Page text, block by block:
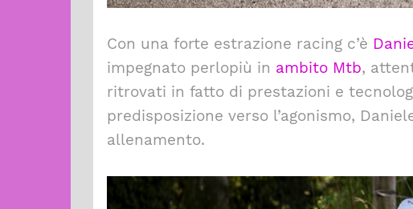
Con una forte estrazione racing c’è
impegnato perlopiù in ambito Mtb,
ritrovati in fatto di prestazioni e
predisposizione verso l’agonismo,
allenamento.